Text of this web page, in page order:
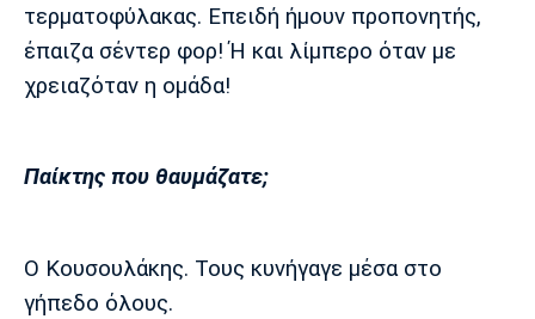
τερματοφύλακας. Επειδή ήμουν προπονητής,
έπαιζα σέντερ φορ! Ή και λίμπερο όταν με
χρειαζόταν η ομάδα!
Παίκτης που θαυμάζατε;
Ο Κουσουλάκης. Τους κυνήγαγε μέσα στο
γήπεδο όλους.